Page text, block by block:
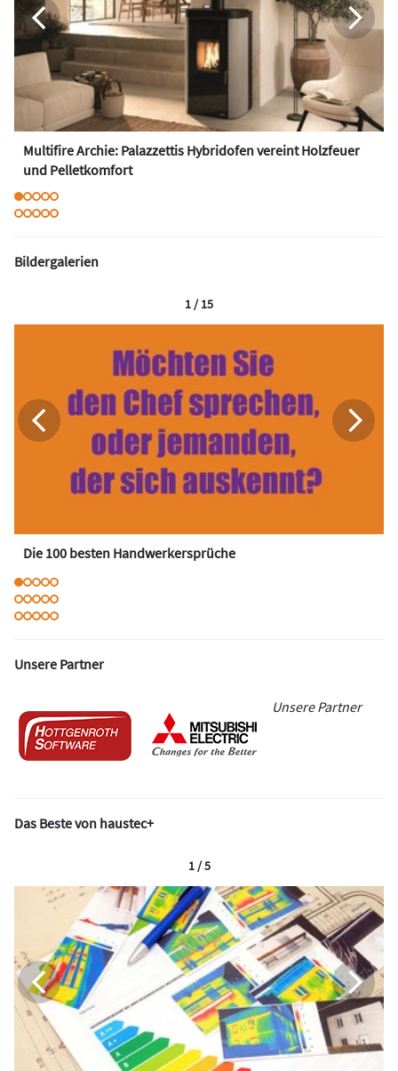
Multifire Archie: Palazzettis Hybridofen vereint Holzfeuer
und Pelletkomfort
Bildergalerien
Die 100 besten Handwerkersprüche
1 / 15
Unsere Partner
Unsere Partner
Das Beste von haustec+
1 / 5